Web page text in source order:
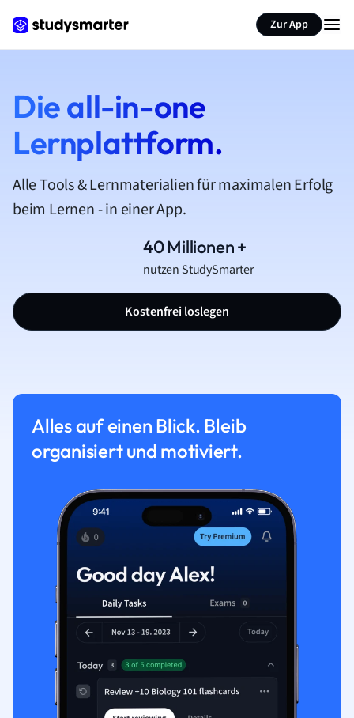
Zur App
Die all-in-one
Lernplattform.
Alle Tools & Lernmaterialien für maximalen Erfolg
beim Lernen - in einer App.
40 Millionen +
nutzen StudySmarter
Kostenfrei loslegen
Alles auf einen Blick. Bleib
organisiert und motiviert.